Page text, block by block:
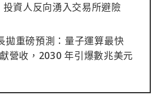
投資人反向湧入交易所避險
拋重磅預測：量子運算最快
營收，2030 年引爆數兆美元